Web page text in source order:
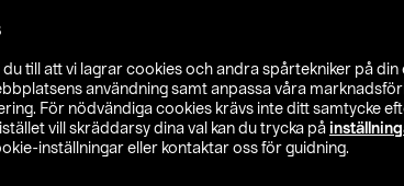
till att vi lagrar cookies och andra spårtekniker på din
användning samt anpassa våra
För nödvändiga cookies krävs inte ditt samtycke
vill skräddarsy dina val kan du trycka på
inställningar eller kontaktar oss för guidning.